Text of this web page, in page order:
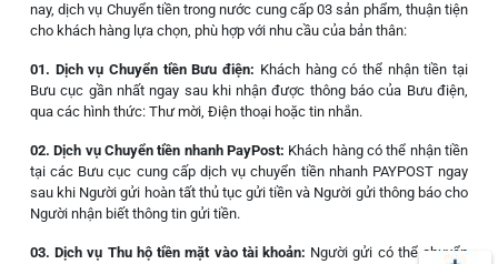
nay, dịch vụ Chuyển tiền trong nước cung cấp 03 sản phẩm, thuận tiện
cho khách hàng lựa chọn, phù hợp với nhu cầu của bản thân:
01. Dịch vụ Chuyển tiền Bưu điện: Khách hàng có thể nhận tiền tại
Bưu cục gần nhất ngay sau khi nhận được thông báo của Bưu điện,
qua các hình thức: Thư mời, Điện thoại hoặc tin nhắn.
02. Dịch vụ Chuyển tiền nhanh PayPost: Khách hàng có thể nhận tiền
tại các Bưu cục cung cấp dịch vụ chuyển tiền nhanh PAYPOST ngay
sau khi Người gửi hoàn tất thủ tục gửi tiền và Người gửi thông báo cho
Người nhận biết thông tin gửi tiền.
03. Dịch vụ Thu hộ tiền mặt vào tài khoản: Người gửi có thể chuyển